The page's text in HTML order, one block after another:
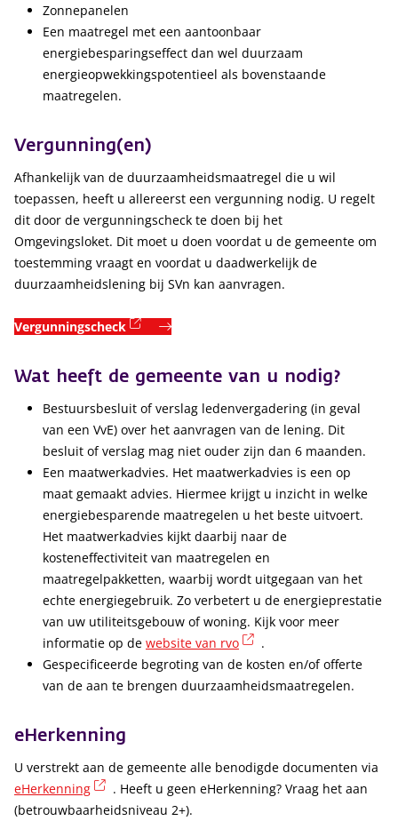
Zonnepanelen
Een maatregel met een aantoonbaar
energiebesparingseffect dan wel duurzaam
energieopwekkingspotentieel als bovenstaande
maatregelen.
Vergunning(en)
Afhankelijk van de duurzaamheidsmaatregel die u wil
toepassen, heeft u allereerst een vergunning nodig. U regelt
dit door de vergunningscheck te doen bij het
Omgevingsloket. Dit moet u doen voordat u de gemeente om
toestemming vraagt en voordat u daadwerkelijk de
duurzaamheidslening bij SVn kan aanvragen.
Vergunningscheck (externe link)
Wat heeft de gemeente van u nodig?
Bestuursbesluit of verslag ledenvergadering (in geval
van een VvE) over het aanvragen van de lening. Dit
besluit of verslag mag niet ouder zijn dan 6 maanden.
Een maatwerkadvies. Het maatwerkadvies is een op
maat gemaakt advies. Hiermee krijgt u inzicht in welke
energiebesparende maatregelen u het beste uitvoert.
Het maatwerkadvies kijkt daarbij naar de
kosteneffectiviteit van maatregelen en
maatregelpakketten, waarbij wordt uitgegaan van het
echte energiegebruik. Zo verbetert u de energieprestatie
van uw utiliteitsgebouw of woning. Kijk voor meer
informatie op de website van rvo (externe link)
.
Gespecificeerde begroting van de kosten en/of offerte
van de aan te brengen duurzaamheidsmaatregelen.
eHerkenning
U verstrekt aan de gemeente alle benodigde documenten via
eHerkenning
(externe link)
. Heeft u geen eHerkenning? Vraag het aan
(betrouwbaarheidsniveau 2+).